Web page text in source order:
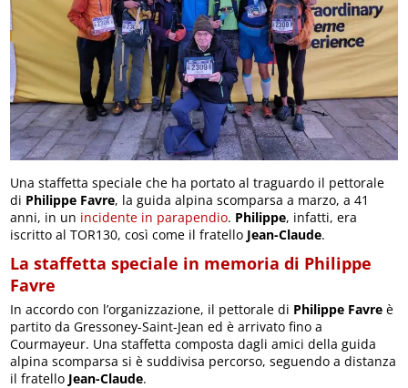
Una staffetta speciale che ha portato al traguardo il pettorale
di Philippe Favre, la guida alpina scomparsa a marzo, a 41
anni, in un incidente in parapendio. Philippe, infatti, era
iscritto al TOR130, così come il fratello Jean-Claude.
La staffetta speciale in memoria di Philippe
Favre
In accordo con l’organizzazione, il pettorale di Philippe Favre è
partito da Gressoney-Saint-Jean ed è arrivato fino a
Courmayeur. Una staffetta composta dagli amici della guida
alpina scomparsa si è suddivisa percorso, seguendo a distanza
il fratello Jean-Claude.